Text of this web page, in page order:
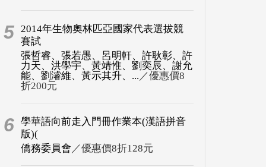
5 2014年生物奧林匹亞國家代表選拔競
賽試
張哲睿、張若愚、呂明軒、許耿彰、許
力天、洪學宇、黃靖惟、劉奕辰、謝允
能、劉濬維、黃示其升、... ／優惠價8
折200元
6 學華語向前走入門冊作業本(漢語拼音
版)(
僑務委員會 ／優惠價8折128元